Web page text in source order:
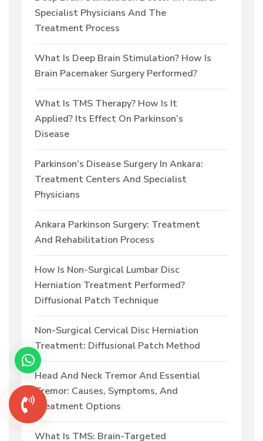
Specialist Physicians And The
Treatment Process
What Is Deep Brain Stimulation? How Is
Brain Pacemaker Surgery Performed?
What Is TMS Therapy? How Is It
Applied? Its Effect On Parkinson’s
Disease
Parkinson’s Disease Surgery In Ankara:
Treatment Centers And Specialist
Physicians
Ankara Parkinson Surgery: Treatment
And Rehabilitation Process
How Is Non-Surgical Lumbar Disc
Herniation Treatment Performed?
Diffusional Patch Technique
Non-Surgical Cervical Disc Herniation
Treatment: Diffusional Patch Method
Head And Neck Tremor And Essential
Tremor: Causes, Symptoms, And
Treatment Options
What Is TMS: Brain-Targeted